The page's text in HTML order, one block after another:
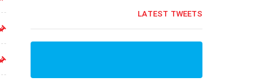
LATEST TWEETS